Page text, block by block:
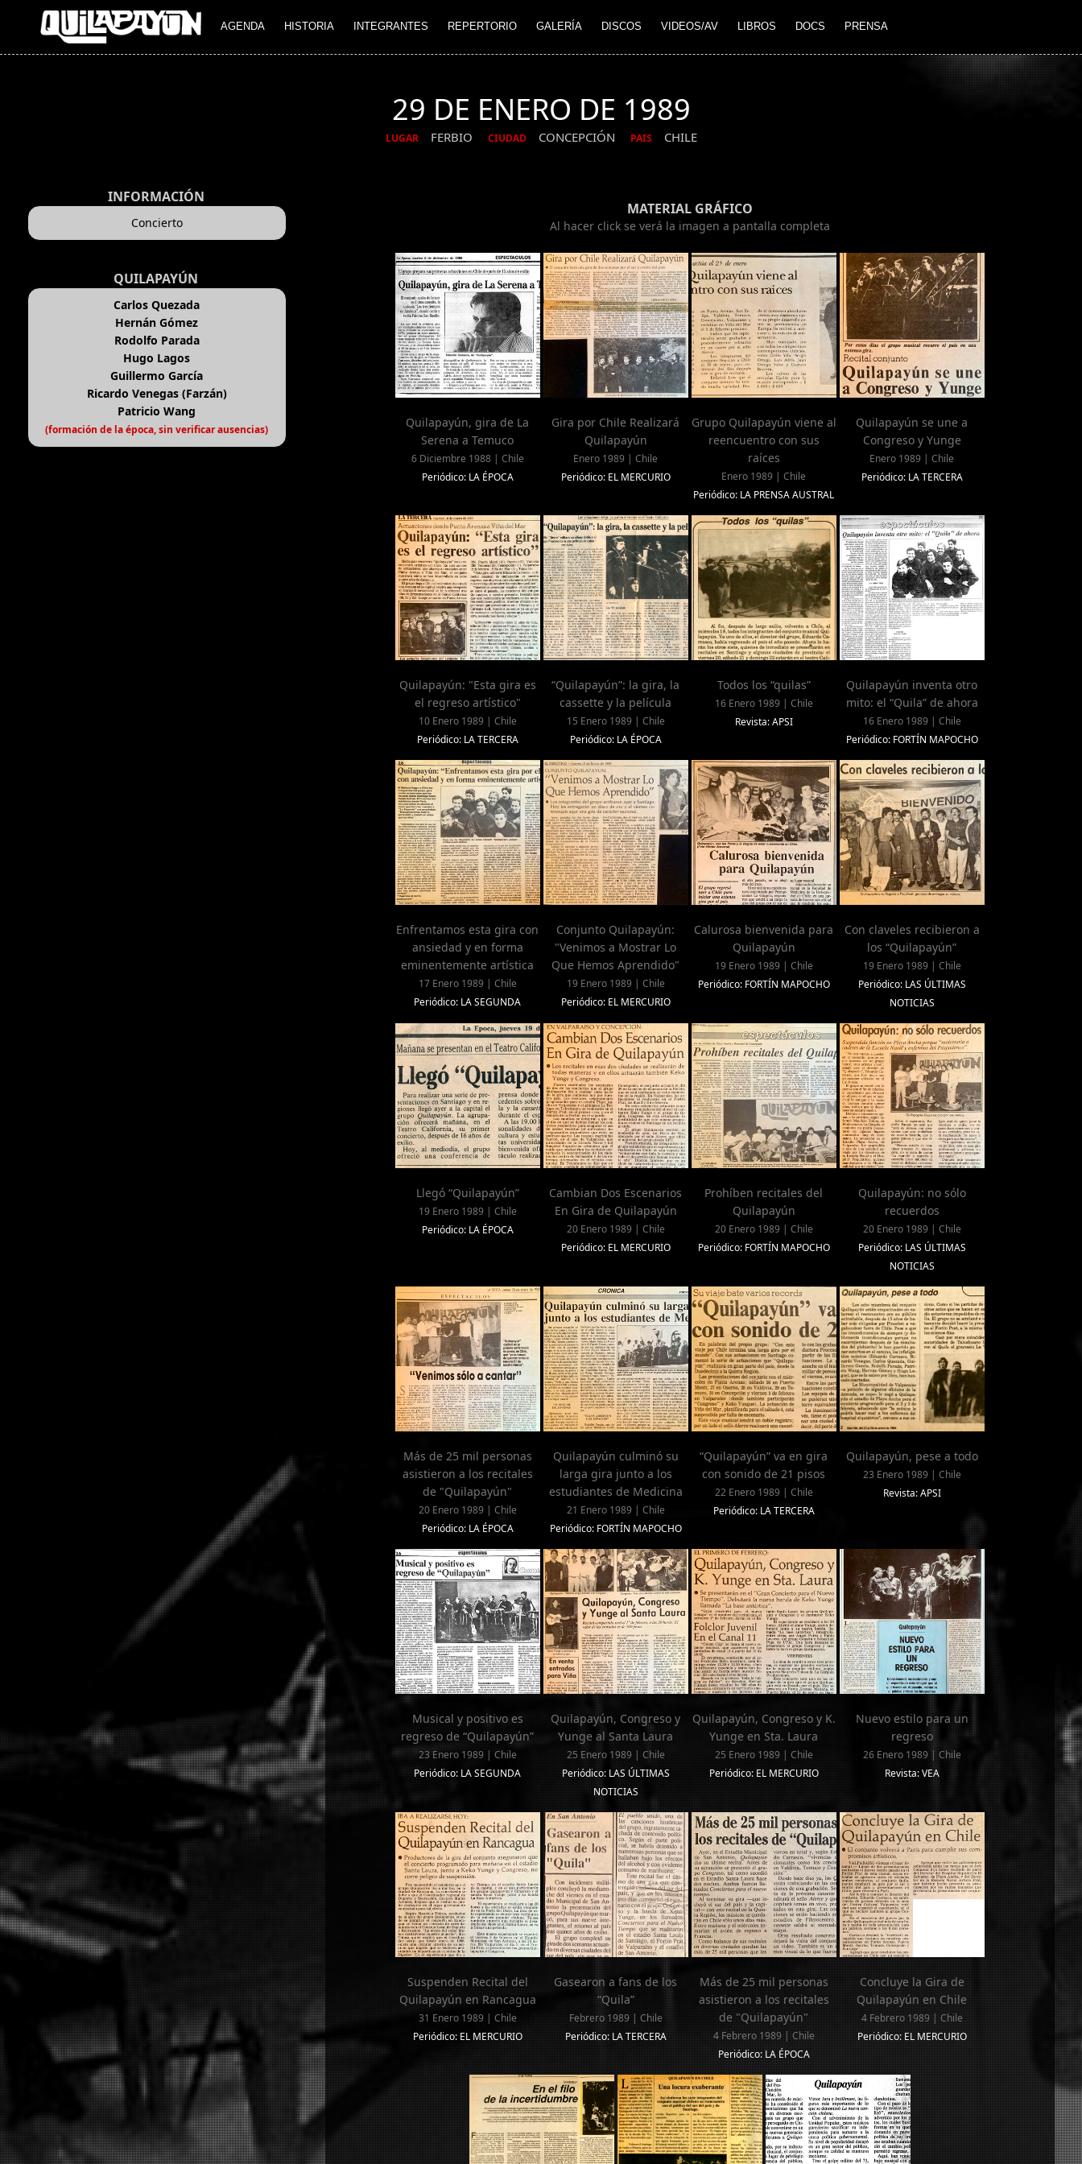
AGENDA HISTORIA INTEGRANTES REPERTORIO GALERÍA DISCOS VIDEOS/AV LIBROS DOCS PRENSA
29 DE ENERO DE 1989
LUGAR FERBIO CIUDAD CONCEPCIÓN PAIS CHILE
INFORMACIÓN
Concierto
QUILAPAYÚN
Carlos Quezada
Hernán Gómez
Rodolfo Parada
Hugo Lagos
Guillermo García
Ricardo Venegas (Farzán)
Patricio Wang
(formación de la época, sin verificar ausencias)
MATERIAL GRÁFICO
Al hacer click se verá la imagen a pantalla completa
Quilapayún, gira de La
Serena a Temuco
6 Diciembre 1988 | Chile
Periódico: LA ÉPOCA
Gira por Chile Realizará
Quilapayún
Enero 1989 | Chile
Periódico: EL MERCURIO
Grupo Quilapayún viene al
reencuentro con sus
raíces
Enero 1989 | Chile
Periódico: LA PRENSA AUSTRAL
Quilapayún se une a
Congreso y Yunge
Enero 1989 | Chile
Periódico: LA TERCERA
Quilapayún: "Esta gira es
el regreso artístico"
10 Enero 1989 | Chile
Periódico: LA TERCERA
“Quilapayún”: la gira, la
cassette y la película
15 Enero 1989 | Chile
Periódico: LA ÉPOCA
Todos los “quilas”
16 Enero 1989 | Chile
Revista: APSI
Quilapayún inventa otro
mito: el “Quila” de ahora
16 Enero 1989 | Chile
Periódico: FORTÍN MAPOCHO
Enfrentamos esta gira con
ansiedad y en forma
eminentemente artística
17 Enero 1989 | Chile
Periódico: LA SEGUNDA
Conjunto Quilapayún:
"Venimos a Mostrar Lo
Que Hemos Aprendido"
19 Enero 1989 | Chile
Periódico: EL MERCURIO
Calurosa bienvenida para
Quilapayún
19 Enero 1989 | Chile
Periódico: FORTÍN MAPOCHO
Con claveles recibieron a
los “Quilapayún”
19 Enero 1989 | Chile
Periódico: LAS ÚLTIMAS
NOTICIAS
Llegó “Quilapayún”
19 Enero 1989 | Chile
Periódico: LA ÉPOCA
Cambian Dos Escenarios
En Gira de Quilapayún
20 Enero 1989 | Chile
Periódico: EL MERCURIO
Prohíben recitales del
Quilapayún
20 Enero 1989 | Chile
Periódico: FORTÍN MAPOCHO
Quilapayún: no sólo
recuerdos
20 Enero 1989 | Chile
Periódico: LAS ÚLTIMAS
NOTICIAS
Más de 25 mil personas
asistieron a los recitales
de "Quilapayún"
20 Enero 1989 | Chile
Periódico: LA ÉPOCA
Quilapayún culminó su
larga gira junto a los
estudiantes de Medicina
21 Enero 1989 | Chile
Periódico: FORTÍN MAPOCHO
“Quilapayún” va en gira
con sonido de 21 pisos
22 Enero 1989 | Chile
Periódico: LA TERCERA
Quilapayún, pese a todo
23 Enero 1989 | Chile
Revista: APSI
Musical y positivo es
regreso de “Quilapayún”
23 Enero 1989 | Chile
Periódico: LA SEGUNDA
Quilapayún, Congreso y
Yunge al Santa Laura
25 Enero 1989 | Chile
Periódico: LAS ÚLTIMAS
NOTICIAS
Quilapayún, Congreso y K.
Yunge en Sta. Laura
25 Enero 1989 | Chile
Periódico: EL MERCURIO
Nuevo estilo para un
regreso
26 Enero 1989 | Chile
Revista: VEA
Suspenden Recital del
Quilapayún en Rancagua
31 Enero 1989 | Chile
Periódico: EL MERCURIO
Gasearon a fans de los
“Quila”
Febrero 1989 | Chile
Periódico: LA TERCERA
Más de 25 mil personas
asistieron a los recitales
de "Quilapayún"
4 Febrero 1989 | Chile
Periódico: LA ÉPOCA
Concluye la Gira de
Quilapayún en Chile
4 Febrero 1989 | Chile
Periódico: EL MERCURIO